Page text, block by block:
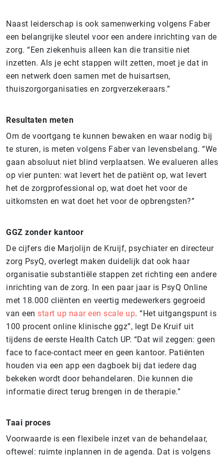
Naast leiderschap is ook samenwerking volgens Faber
een belangrijke sleutel voor een andere inrichting van de
zorg. “Een ziekenhuis alleen kan die transitie niet
inzetten. Als je echt stappen wilt zetten, moet je dat in
een netwerk doen samen met de huisartsen,
thuiszorgorganisaties en zorgverzekeraars.”
Resultaten meten
Om de voortgang te kunnen bewaken en waar nodig bij
te sturen, is meten volgens Faber van levensbelang. “We
gaan absoluut niet blind verplaatsen. We evalueren alles
op vier punten: wat levert het de patiënt op, wat levert
het de zorgprofessional op, wat doet het voor de
uitkomsten en wat doet het voor de opbrengsten?”
GGZ zonder kantoor
De cijfers die Marjolijn de Kruijf, psychiater en directeur
zorg PsyQ, overlegt maken duidelijk dat ook haar
organisatie substantiële stappen zet richting een andere
inrichting van de zorg. In een paar jaar is PsyQ Online
met 18.000 cliënten en veertig medewerkers gegroeid
van een start up naar een scale up. “Het uitgangspunt is
100 procent online klinische ggz”, legt De Kruif uit
tijdens de eerste Health Catch UP. “Dat wil zeggen: geen
face to face-contact meer en geen kantoor. Patiënten
houden via een app een dagboek bij dat iedere dag
bekeken wordt door behandelaren. Die kunnen die
informatie direct terug brengen in de therapie.”
Taai proces
Voorwaarde is een flexibele inzet van de behandelaar,
oftewel: ruimte inplannen in de agenda. Dat is volgens